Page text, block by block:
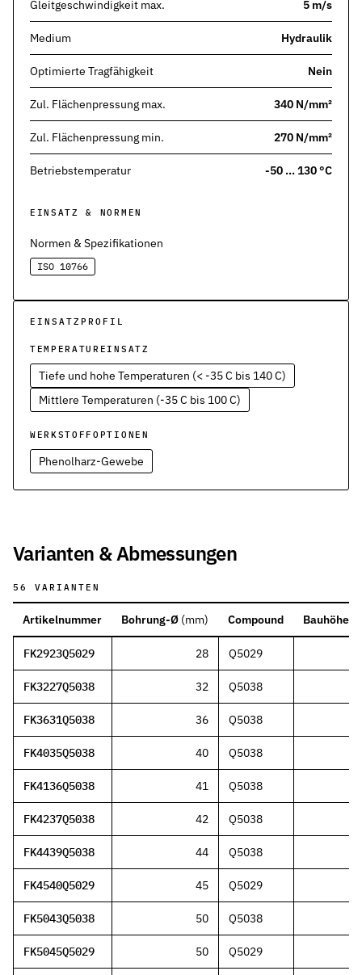
Werkstoffe
Werkstoffe in der Dichtungstechnik – Grundlagen, Eigenschaften
Normen & Zertifizierungen
ISO, DIN und EN-Normen in der Dichtungstechnik – Übersicht
Richtlinien & Zulassungen
REACH, RoHS, PFAS, FDA, LkSG und weitere Richtlinien für
Gleitgeschwindigkeit max. 5 m/s
Medium Hydraulik
Optimierte Tragfähigkeit Nein
Zul. Flächenpressung max. 340 N/mm²
Zul. Flächenpressung min. 270 N/mm²
Betriebstemperatur -50 … 130 °C
EINSATZ & NORMEN
Normen & Spezifikationen
ISO 10766
EINSATZPROFIL
TEMPERATUREINSATZ
Tiefe und hohe Temperaturen (< -35 C bis 140 C)
Mittlere Temperaturen (-35 C bis 100 C)
WERKSTOFFOPTIONEN
Phenolharz-Gewebe
Varianten & Abmessungen
56 VARIANTEN
Artikelnummer Bohrung-Ø (mm) Compound Bauhöhe
FK2923Q5029 28 Q5029
FK3227Q5038 32 Q5038
FK3631Q5038 36 Q5038
FK4035Q5038 40 Q5038
FK4136Q5038 41 Q5038
FK4237Q5038 42 Q5038
FK4439Q5038 44 Q5038
FK4540Q5029 45 Q5029
FK5043Q5038 50 Q5038
FK5045Q5029 50 Q5029